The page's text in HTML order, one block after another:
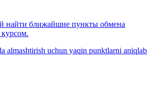
найти ближайшие пункты обмена
almashtirish uchun yaqin punktlarni aniqlab